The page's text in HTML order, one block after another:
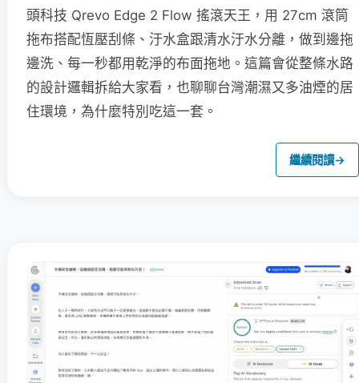
頭科技 Qrevo Edge 2 Flow 搖滾天王，用 27cm 滾筒
拖布搭配恆壓刮條、汙水盒跟清水汙水分離，做到邊拖
邊洗、每一秒都用乾淨的布面拖地。這篇會從整條水路
的設計邏輯拆給大家看，也聊聊台灣潮濕又多油煙的居
住環境，為什麼特別吃這一套。
繼續閱讀→